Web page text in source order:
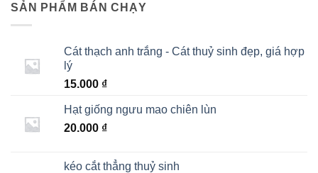
SẢN PHẨM BÁN CHẠY
Cát thạch anh trắng - Cát thuỷ sinh đẹp, giá hợp
lý
15.000 ₫
Hạt giống ngưu mao chiên lùn
20.000 ₫
kéo cắt thẳng thuỷ sinh